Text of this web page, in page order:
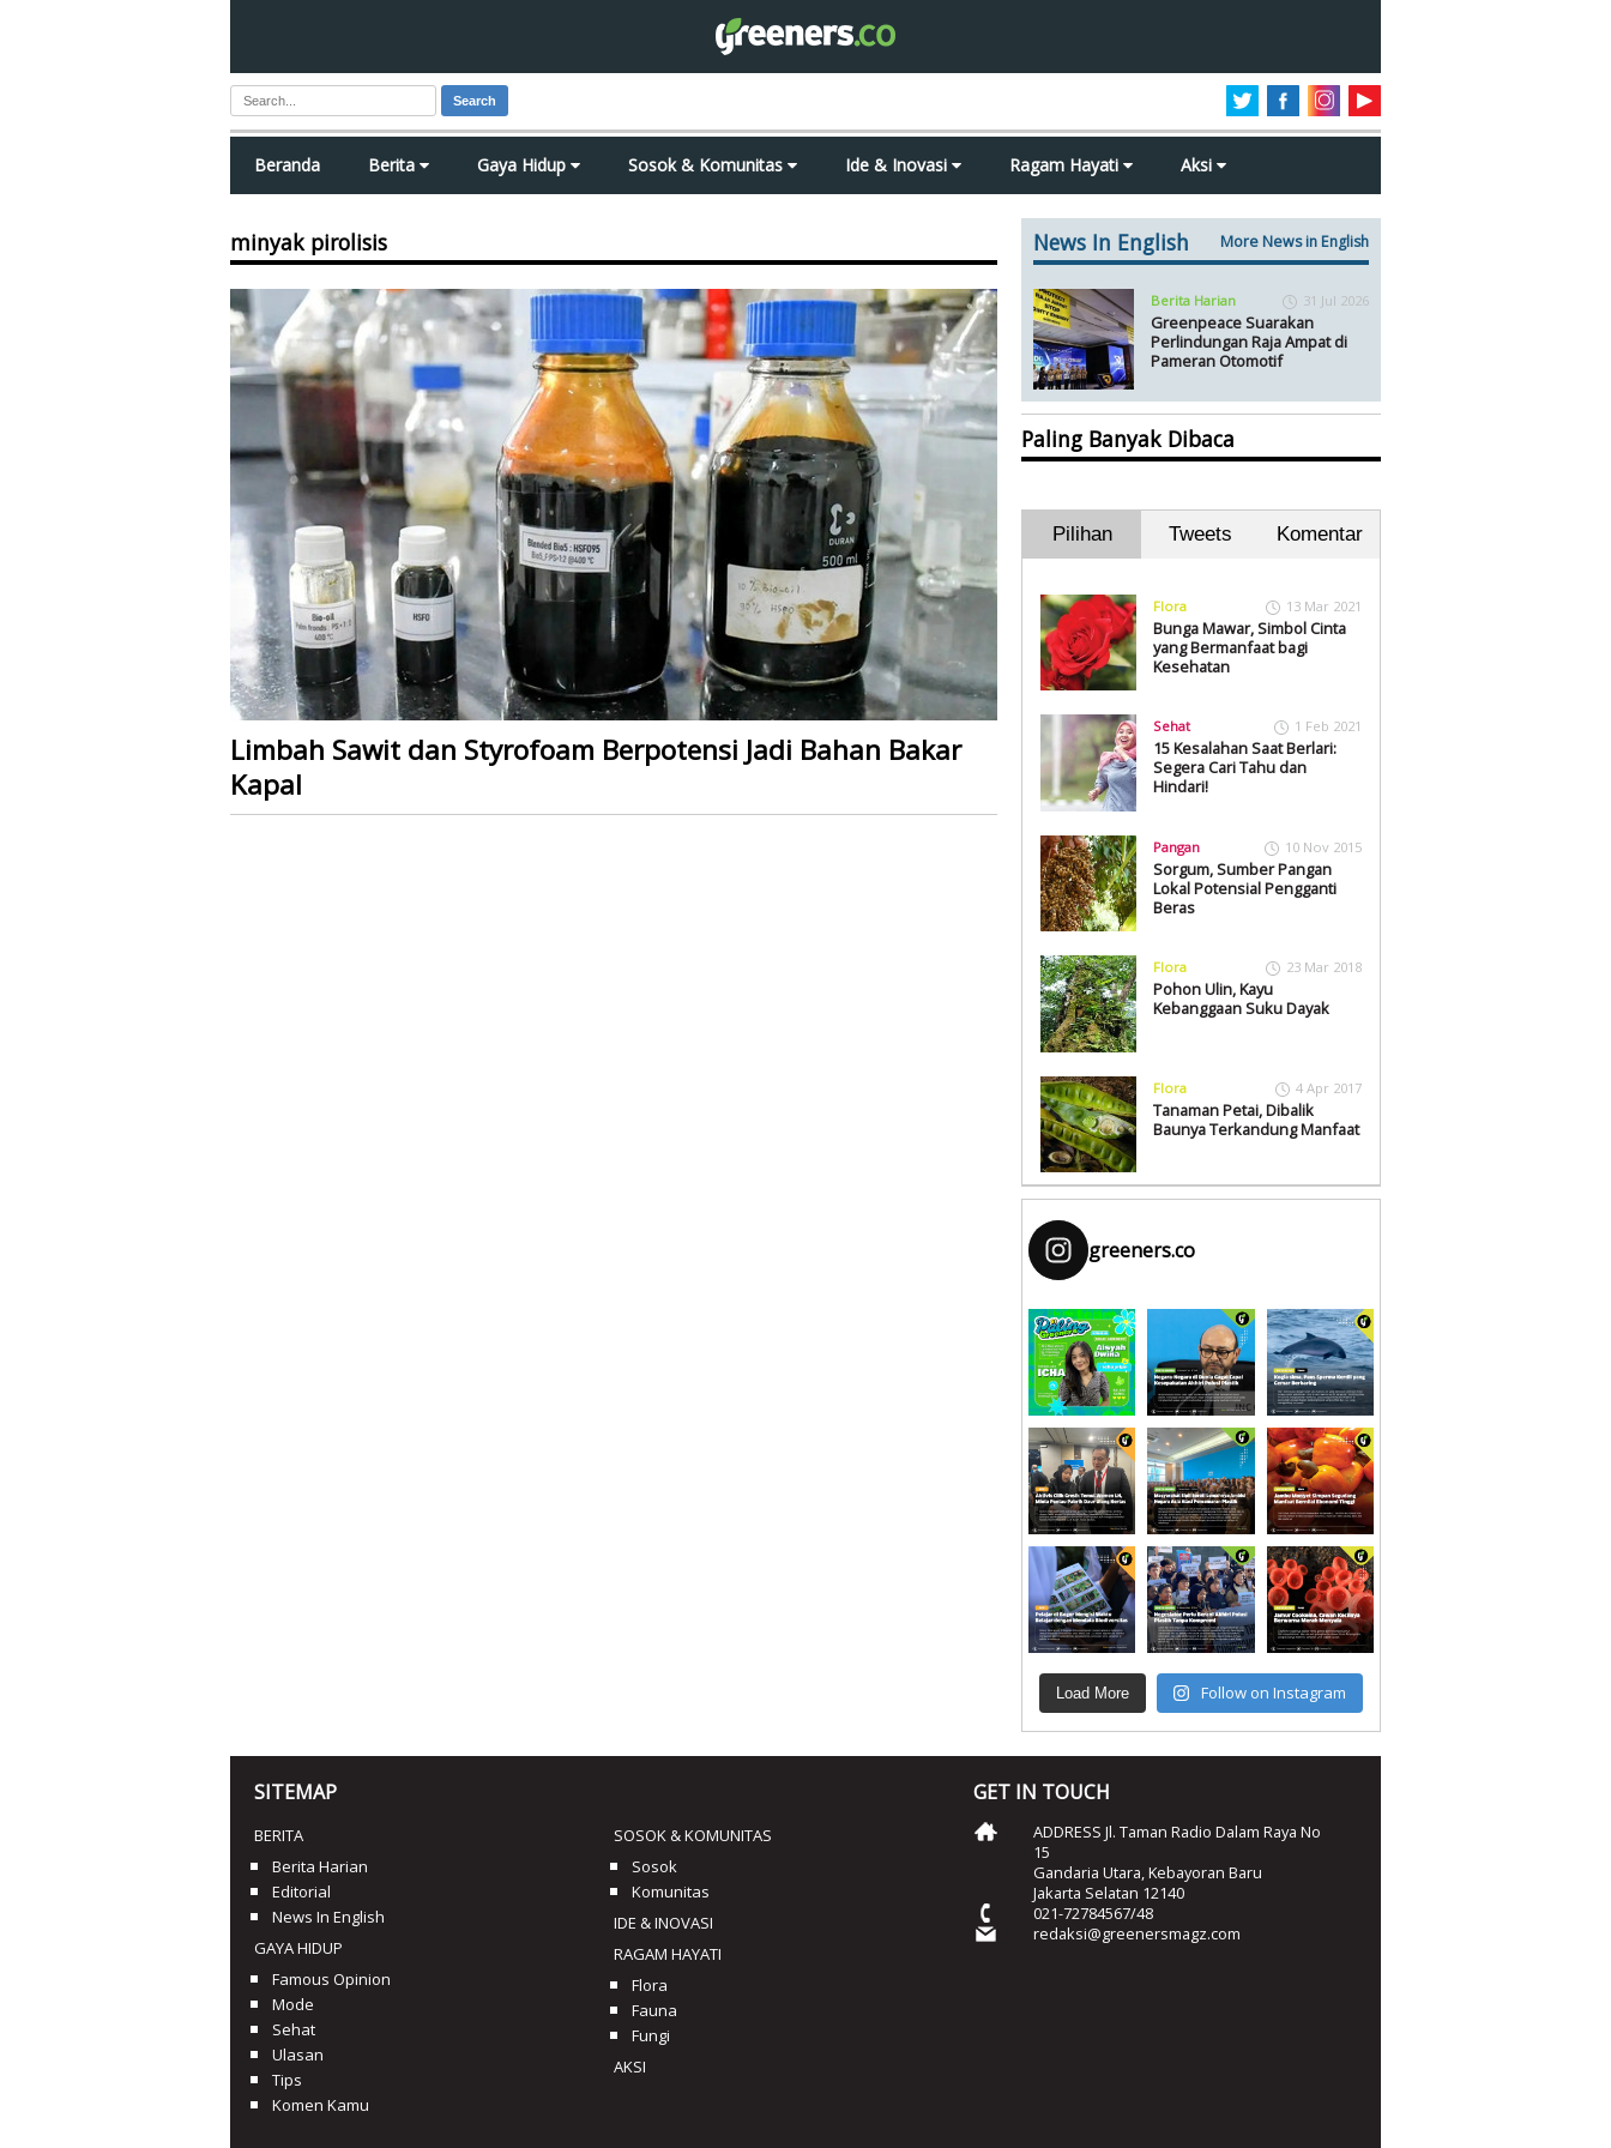
Search
Beranda Berita Gaya Hidup Sosok & Komunitas Ide & Inovasi Ragam Hayati Aksi
minyak pirolisis
Limbah Sawit dan Styrofoam Berpotensi Jadi Bahan Bakar
Kapal
News In English More News in English
Berita Harian 31 Jul 2026
Greenpeace Suarakan
Perlindungan Raja Ampat di
Pameran Otomotif
Paling Banyak Dibaca
Pilihan Tweets Komentar
Flora 13 Mar 2021
Bunga Mawar, Simbol Cinta
yang Bermanfaat bagi
Kesehatan
Sehat 1 Feb 2021
15 Kesalahan Saat Berlari:
Segera Cari Tahu dan
Hindari!
Pangan 10 Nov 2015
Sorgum, Sumber Pangan
Lokal Potensial Pengganti
Beras
Flora 23 Mar 2018
Pohon Ulin, Kayu
Kebanggaan Suku Dayak
Flora 4 Apr 2017
Tanaman Petai, Dibalik
Baunya Terkandung Manfaat
greeners.co
Load More Follow on Instagram
SITEMAP
BERITA
Berita Harian
Editorial
News In English
GAYA HIDUP
Famous Opinion
Mode
Sehat
Ulasan
Tips
Komen Kamu
SOSOK & KOMUNITAS
Sosok
Komunitas
IDE & INOVASI
RAGAM HAYATI
Flora
Fauna
Fungi
AKSI
GET IN TOUCH
ADDRESS Jl. Taman Radio Dalam Raya No
15
Gandaria Utara, Kebayoran Baru
Jakarta Selatan 12140
021-72784567/48
redaksi@greenersmagz.com